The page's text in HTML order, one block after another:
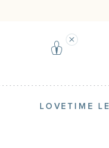
LOVETIME